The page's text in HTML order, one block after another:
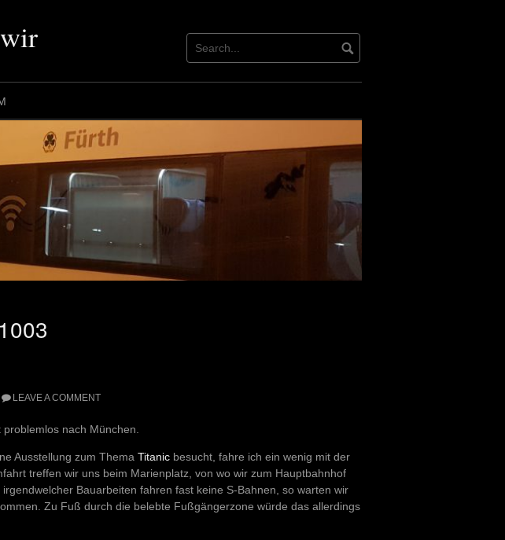
LEAVE A COMMENT
nach München.
Ausstellung zum Thema Titanic besucht, fahre ich ein wenig mit der
treffen wir uns beim Marienplatz, von wo wir zum Hauptbahnhof
Bauarbeiten fahren fast keine S-Bahnen, so warten wir
Zu Fuß durch die belebte Fußgängerzone würde das allerdings